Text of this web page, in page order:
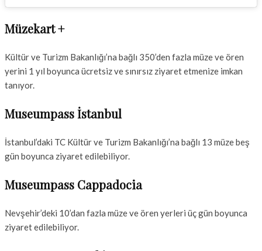
Müzekart +
Kültür ve Turizm Bakanlığı’na bağlı 350’den fazla müze ve ören
yerini 1 yıl boyunca ücretsiz ve sınırsız ziyaret etmenize imkan
tanıyor.
Museumpass İstanbul
İstanbul’daki TC Kültür ve Turizm Bakanlığı’na bağlı 13 müze beş
gün boyunca ziyaret edilebiliyor.
Museumpass Cappadocia
Nevşehir’deki 10’dan fazla müze ve ören yerleri üç gün boyunca
ziyaret edilebiliyor.